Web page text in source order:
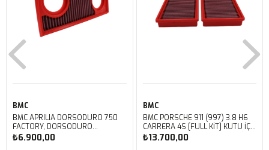
BMC
BMC APRILIA DORSODURO 750
FACTORY, DORSODURO
900, SHIVER 750 GT, SHIVER
750 KUTU İÇİ PERFORMANS
₺6.900,00
BMC
BMC PORSCHE 911 (997) 3.8 H6
CARRERA 4S [FULL KIT] KUTU İÇİ
PERFORMANS HAVA FİLTRESİ
FB468/20
₺13.700,00